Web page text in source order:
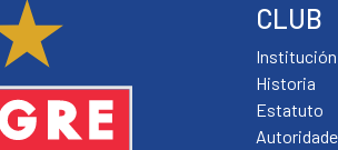
CLUB
Institución
Historia
Estatuto